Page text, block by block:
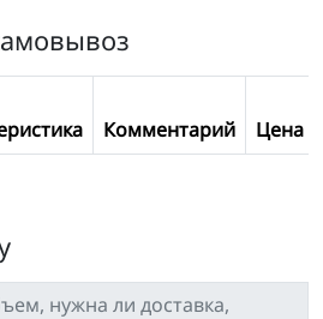
Комментарий Цена